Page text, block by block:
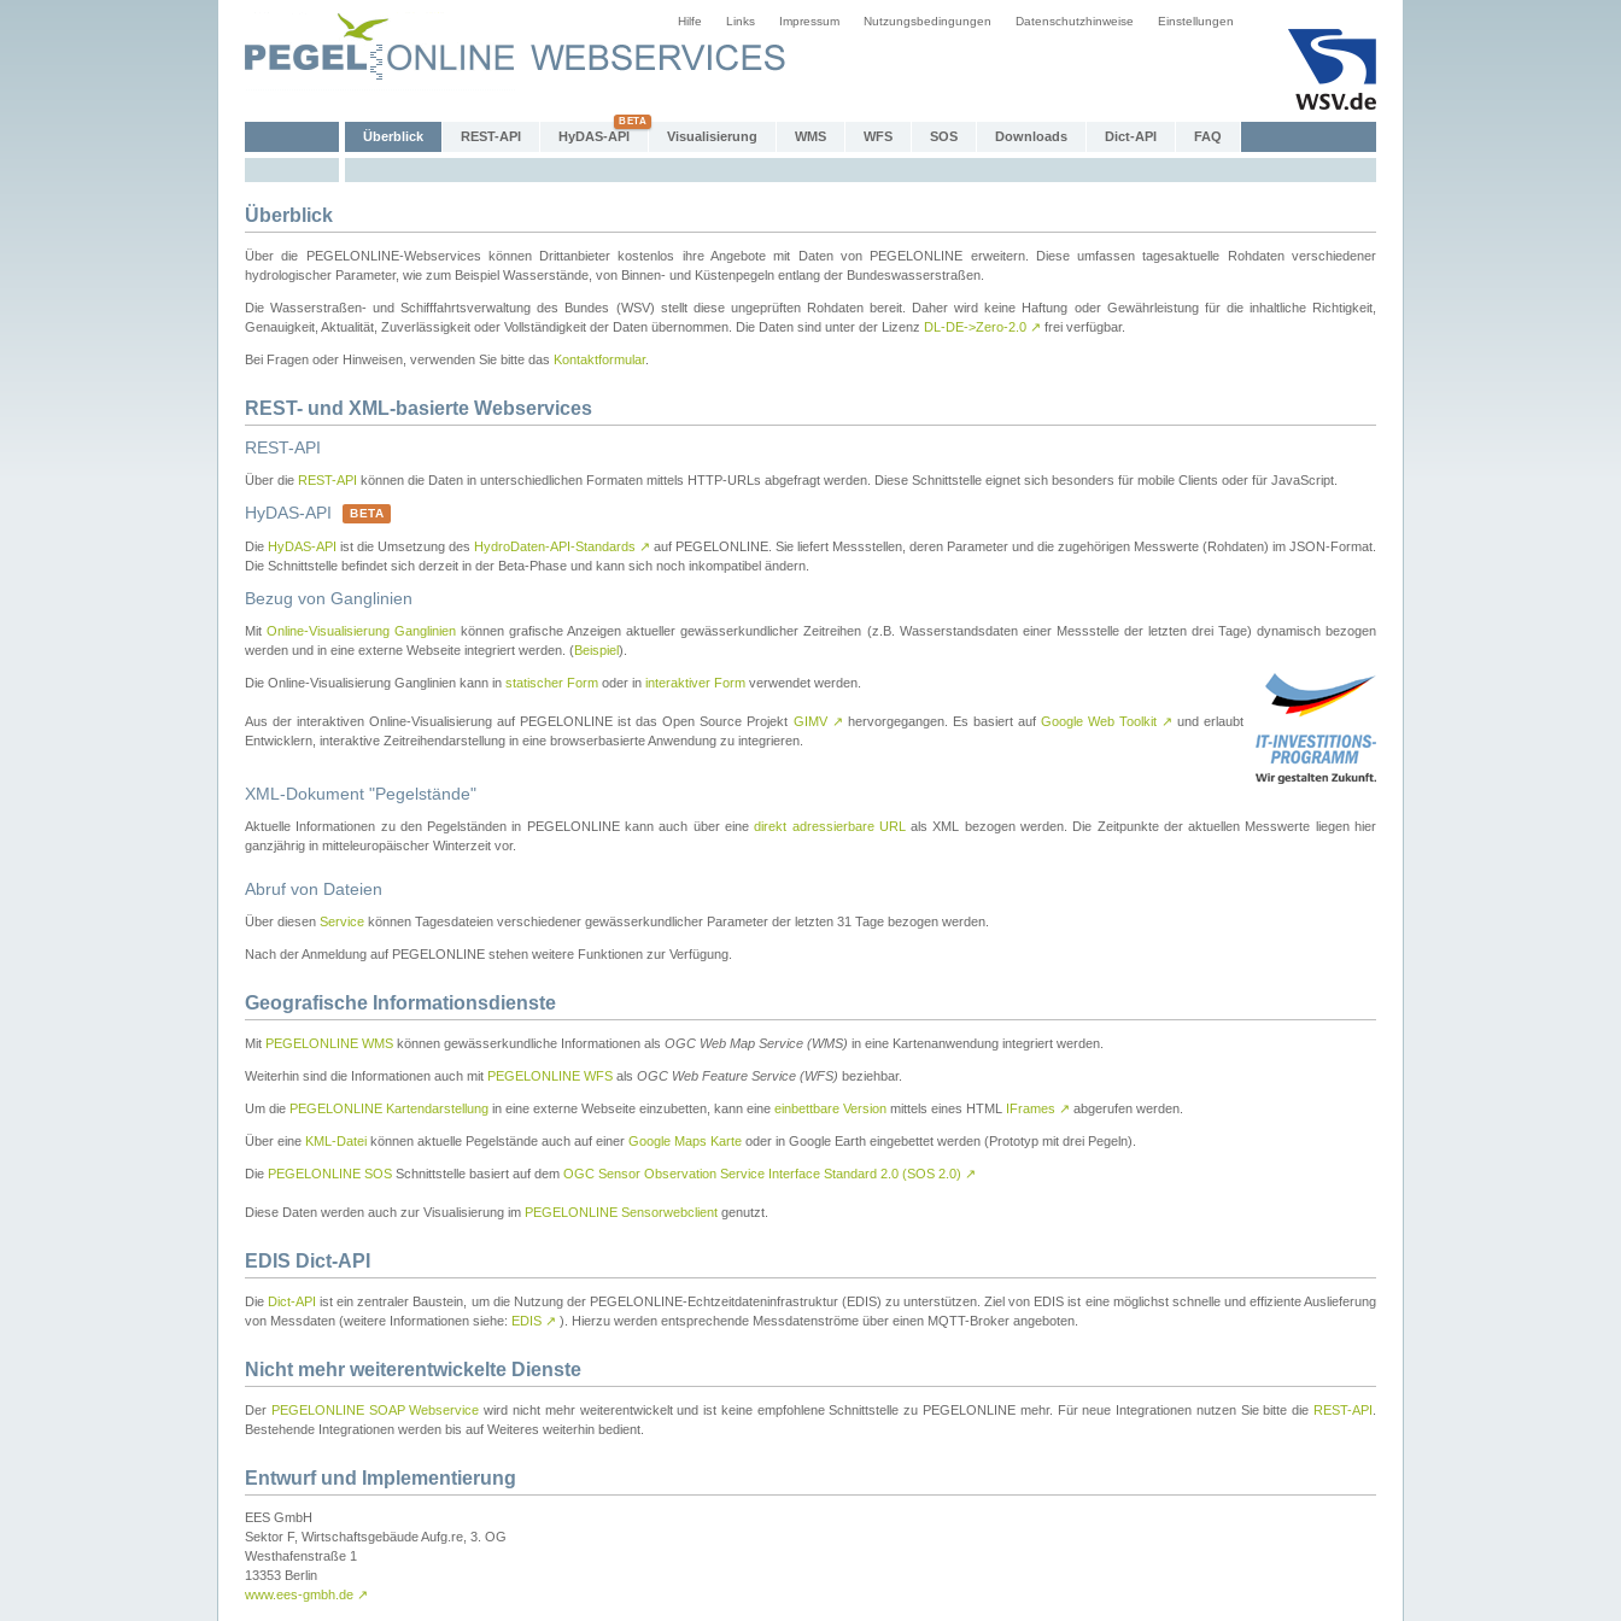
Hilfe Links Impressum Nutzungsbedingungen Datenschutzhinweise Einstellungen
Überblick REST-API HyDAS-API Visualisierung WMS WFS SOS Downloads Dict-API FAQ
Überblick
Über die PEGELONLINE-Webservices können Drittanbieter kostenlos ihre Angebote mit Daten von PEGELONLINE erweitern. Diese umfassen tagesaktuelle Rohdaten verschiedener
hydrologischer Parameter, wie zum Beispiel Wasserstände, von Binnen- und Küstenpegeln entlang der Bundeswasserstraßen.
Die Wasserstraßen- und Schifffahrtsverwaltung des Bundes (WSV) stellt diese ungeprüften Rohdaten bereit. Daher wird keine Haftung oder Gewährleistung für die inhaltliche Richtigkeit,
Genauigkeit, Aktualität, Zuverlässigkeit oder Vollständigkeit der Daten übernommen. Die Daten sind unter der Lizenz DL-DE->Zero-2.0 ↗ frei verfügbar.
Bei Fragen oder Hinweisen, verwenden Sie bitte das Kontaktformular.
REST- und XML-basierte Webservices
REST-API
Über die REST-API können die Daten in unterschiedlichen Formaten mittels HTTP-URLs abgefragt werden. Diese Schnittstelle eignet sich besonders für mobile Clients oder für JavaScript.
HyDAS-API BETA
Die HyDAS-API ist die Umsetzung des HydroDaten-API-Standards ↗ auf PEGELONLINE. Sie liefert Messstellen, deren Parameter und die zugehörigen Messwerte (Rohdaten) im JSON-Format.
Die Schnittstelle befindet sich derzeit in der Beta-Phase und kann sich noch inkompatibel ändern.
Bezug von Ganglinien
MitOnline-Visualisierung Ganglinien können grafische Anzeigen aktueller gewässerkundlicher Zeitreihen (z.B. Wasserstandsdaten einer Messstelle der letzten drei Tage) dynamisch bezogen
werden und in eine externe Webseite integriert werden. (Beispiel).
Die Online-Visualisierung Ganglinien kann in statischer Form oder in interaktiver Form verwendet werden.
Aus der interaktiven Online-Visualisierung auf PEGELONLINE ist das Open Source Projekt GIMV ↗ hervorgegangen. Es basiert auf Google Web Toolkit ↗ und erlaubt
Entwicklern, interaktive Zeitreihendarstellung in eine browserbasierte Anwendung zu integrieren.
XML-Dokument "Pegelstände"
Aktuelle Informationen zu den Pegelständen in PEGELONLINE kann auch über einedirekt adressierbare URL
als XML bezogen werden. Die Zeitpunkte der aktuellen Messwerte liegen hier
ganzjährig in mitteleuropäischer Winterzeit vor.
Abruf von Dateien
Über diesen Service können Tagesdateien verschiedener gewässerkundlicher Parameter der letzten 31 Tage bezogen werden.
Nach der Anmeldung auf PEGELONLINE stehen weitere Funktionen zur Verfügung.
Geografische Informationsdienste
Mit PEGELONLINE WMS können gewässerkundliche Informationen als OGC Web Map Service (WMS) in eine Kartenanwendung integriert werden.
Weiterhin sind die Informationen auch mit PEGELONLINE WFS als OGC Web Feature Service (WFS) beziehbar.
Um die PEGELONLINE Kartendarstellung in eine externe Webseite einzubetten, kann eine einbettbare Version mittels eines HTML IFrames ↗ abgerufen werden.
Über eine KML-Datei können aktuelle Pegelstände auch auf einer Google Maps Karte oder in Google Earth eingebettet werden (Prototyp mit drei Pegeln).
Die PEGELONLINE SOS Schnittstelle basiert auf dem OGC Sensor Observation Service Interface Standard 2.0 (SOS 2.0) ↗
Diese Daten werden auch zur Visualisierung im PEGELONLINE Sensorwebclient genutzt.
EDIS Dict-API
Die Dict-API ist ein zentraler Baustein, um die Nutzung der PEGELONLINE-Echtzeitdateninfrastruktur (EDIS) zu unterstützen. Ziel von EDIS ist eine möglichst schnelle und effiziente Auslieferung
von Messdaten (weitere Informationen siehe: EDIS ↗ ). Hierzu werden entsprechende Messdatenströme über einen MQTT-Broker angeboten.
Nicht mehr weiterentwickelte Dienste
Der PEGELONLINE SOAP Webservice wird nicht mehr weiterentwickelt und ist keine empfohlene Schnittstelle zu PEGELONLINE mehr. Für neue Integrationen nutzen Sie bitte die REST-API
Bestehende Integrationen werden bis auf Weiteres weiterhin bedient.
Entwurf und Implementierung
EES GmbH
Sektor F, Wirtschaftsgebäude Aufg.re, 3. OG
Westhafenstraße 1
13353 Berlin
www.ees-gmbh.de ↗